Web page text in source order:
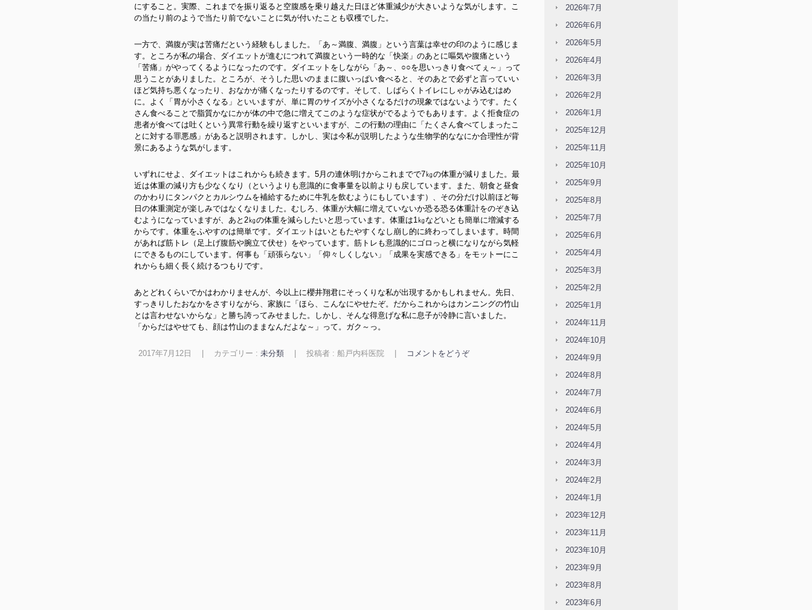
にすること。実際、これまでを振り返ると空腹感を乗り越えた日ほど体重減少が大きいような気がします。こ
の当たり前のようで当たり前でないことに気が付いたことも収穫でした。
一方で、満腹が実は苦痛だという経験もしました。「あ～満腹、満腹」という言葉は幸せの印のように感じま
す。ところが私の場合、ダイエットが進むにつれて満腹という一時的な「快楽」のあとに嘔気や腹痛という
「苦痛」がやってくるようになったのです。ダイエットをしながら「あ～、○○を思いっきり食べてぇ～」って
思うことがありました。ところが、そうした思いのままに腹いっぱい食べると、そのあとで必ずと言っていい
ほど気持ち悪くなったり、おなかが痛くなったりするのです。そして、しばらくトイレにしゃがみ込むはめ
に。よく「胃が小さくなる」といいますが、単に胃のサイズが小さくなるだけの現象ではないようです。たく
さん食べることで脂質かなにかが体の中で急に増えてこのような症状がでるようでもあります。よく拒食症の
患者が食べては吐くという異常行動を繰り返すといいますが、この行動の理由に「たくさん食べてしまったこ
とに対する罪悪感」があると説明されます。しかし、実は今私が説明したような生物学的ななにか合理性が背
景にあるような気がします。
いずれにせよ、ダイエットはこれからも続きます。5月の連休明けからこれまでで7㎏の体重が減りました。最
近は体重の減り方も少なくなり（というよりも意識的に食事量を以前よりも戻しています。また、朝食と昼食
のかわりにタンパクとカルシウムを補給するために牛乳を飲むようにもしています）、その分だけ以前ほど毎
日の体重測定が楽しみではなくなりました。むしろ、体重が大幅に増えていないか恐る恐る体重計をのぞき込
むようになっていますが、あと2㎏の体重を減らしたいと思っています。体重は1㎏などいとも簡単に増減する
からです。体重をふやすのは簡単です。ダイエットはいともたやすくなし崩し的に終わってしまいます。時間
があれば筋トレ（足上げ腹筋や腕立て伏せ）をやっています。筋トレも意識的にゴロっと横になりながら気軽
にできるものにしています。何事も「頑張らない」「仰々しくしない」「成果を実感できる」をモットーにこ
れからも細く長く続けるつもりです。
あとどれくらいでかはわかりませんが、今以上に櫻井翔君にそっくりな私が出現するかもしれません。先日、
すっきりしたおなかをさすりながら、家族に 「ほら、こんなにやせたぞ。だからこれからはカンニングの竹山
とは言わせないからな」と勝ち誇ってみせました。しかし、そんな得意げな私に息子が冷静に言いました。
「からだはやせても、顔は竹山のままなんだよな～」って。ガク～っ。
2017年7月12日 カテゴリー : 未分類 投稿者 : 船戸内科医院 コメントをどうぞ
2026年7月
2026年6月
2026年5月
2026年4月
2026年3月
2026年2月
2026年1月
2025年12月
2025年11月
2025年10月
2025年9月
2025年8月
2025年7月
2025年6月
2025年4月
2025年3月
2025年2月
2025年1月
2024年11月
2024年10月
2024年9月
2024年8月
2024年7月
2024年6月
2024年5月
2024年4月
2024年3月
2024年2月
2024年1月
2023年12月
2023年11月
2023年10月
2023年9月
2023年8月
2023年6月